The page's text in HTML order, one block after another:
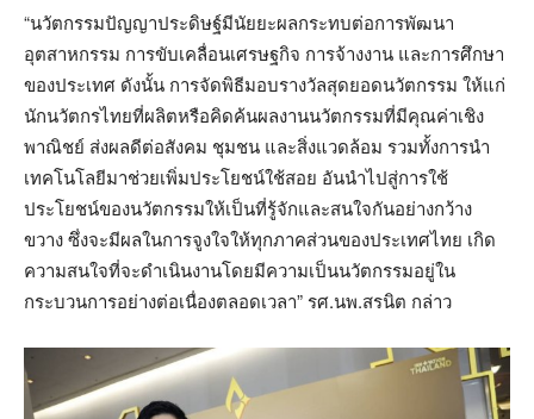
“นวัตกรรมปัญญาประดิษฐ์มีนัยยะผลกระทบต่อการพัฒนา
อุตสาหกรรม การขับเคลื่อนเศรษฐกิจ การจ้างงาน และการศึกษา
ของประเทศ ดังนั้น การจัดพิธีมอบรางวัลสุดยอดนวัตกรรม ให้แก่
นักนวัตกรไทยที่ผลิตหรือคิดค้นผลงานนวัตกรรมที่มีคุณค่าเชิง
พาณิชย์ ส่งผลดีต่อสังคม ชุมชน และสิ่งแวดล้อม รวมทั้งการนำ
เทคโนโลยีมาช่วยเพิ่มประโยชน์ใช้สอย อันนำไปสู่การใช้
ประโยชน์ของนวัตกรรมให้เป็นที่รู้จักและสนใจกันอย่างกว้าง
ขวาง ซึ่งจะมีผลในการจูงใจให้ทุกภาคส่วนของประเทศไทย เกิด
ความสนใจที่จะดำเนินงานโดยมีความเป็นนวัตกรรมอยู่ใน
กระบวนการอย่างต่อเนื่องตลอดเวลา” รศ.นพ.สรนิต กล่าว